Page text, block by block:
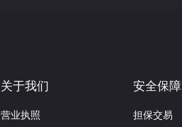
关于我们
营业执照
安全保障
担保交易